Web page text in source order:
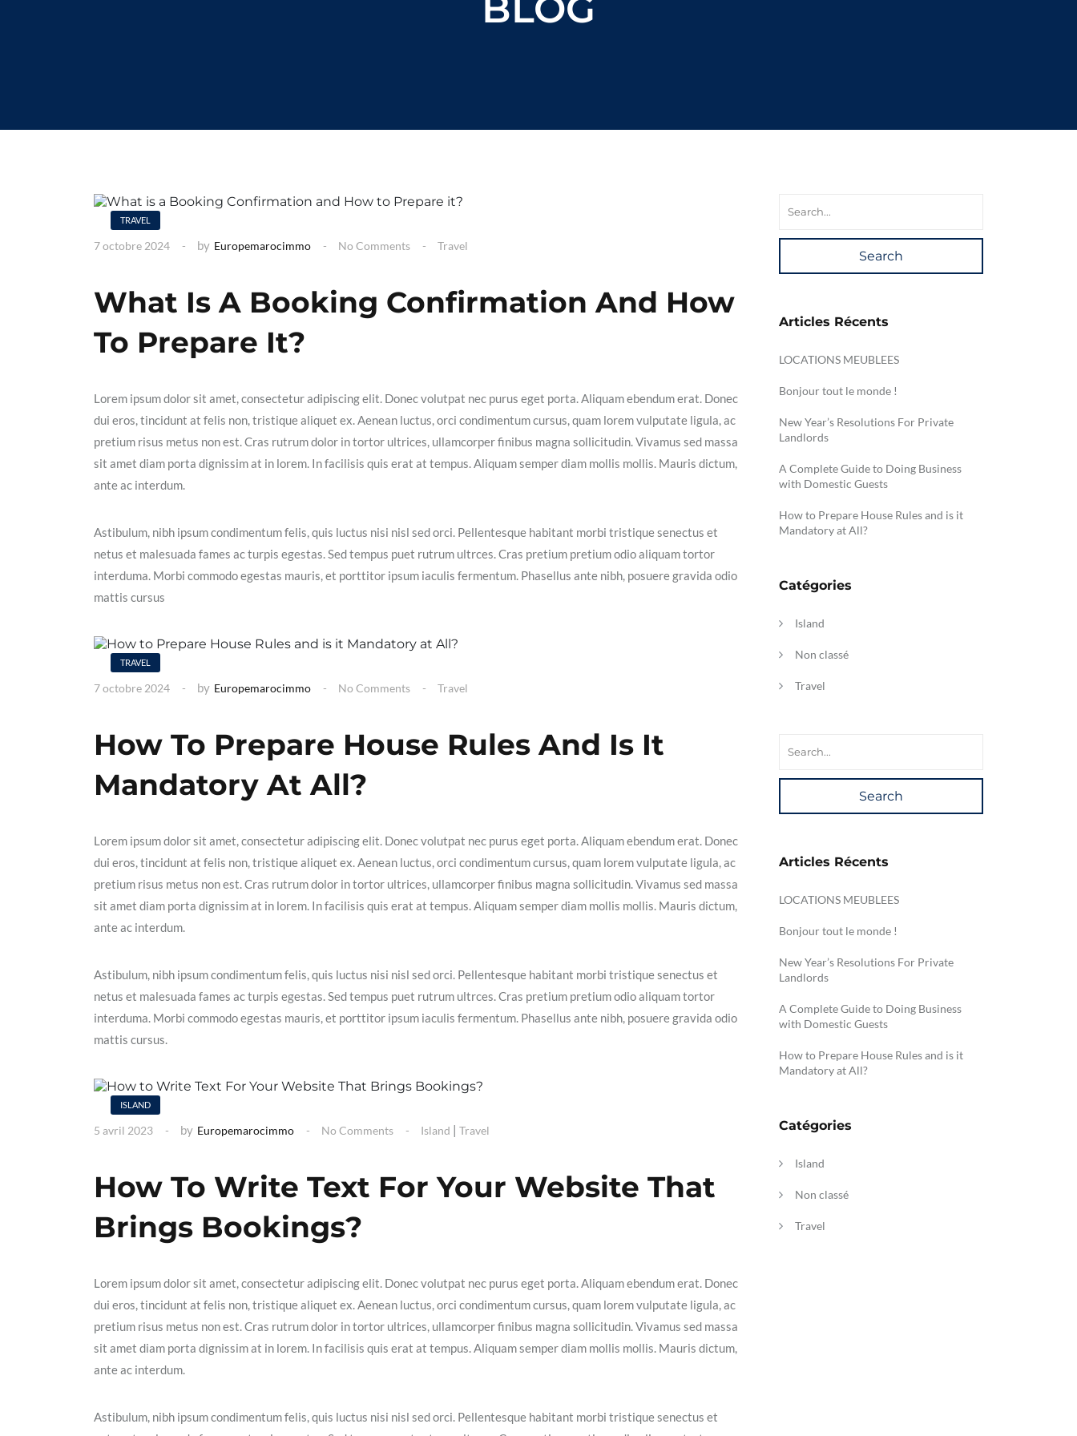
TRAVEL
7 octobre 2024 by Europemarocimmo No Comments Travel
What Is A Booking Confirmation And How
To Prepare It?
Lorem ipsum dolor sit amet, consectetur adipiscing elit. Donec volutpat nec purus eget porta. Aliquam ebendum erat. Donec
dui eros, tincidunt at felis non, tristique aliquet ex. Aenean luctus, orci condimentum cursus, quam lorem vulputate ligula, ac
pretium risus metus non est. Cras rutrum dolor in tortor ultrices, ullamcorper finibus magna sollicitudin. Vivamus sed massa
sit amet diam porta dignissim at in lorem. In facilisis quis erat at tempus. Aliquam semper diam mollis mollis. Mauris dictum,
ante ac interdum.
Astibulum, nibh ipsum condimentum felis, quis luctus nisi nisl sed orci. Pellentesque habitant morbi tristique senectus et
netus et malesuada fames ac turpis egestas. Sed tempus puet rutrum ultrces. Cras pretium pretium odio aliquam tortor
interduma. Morbi commodo egestas mauris, et porttitor ipsum iaculis fermentum. Phasellus ante nibh, posuere gravida odio
mattis cursus
TRAVEL
7 octobre 2024 by Europemarocimmo No Comments Travel
How To Prepare House Rules And Is It
Mandatory At All?
Lorem ipsum dolor sit amet, consectetur adipiscing elit. Donec volutpat nec purus eget porta. Aliquam ebendum erat. Donec
dui eros, tincidunt at felis non, tristique aliquet ex. Aenean luctus, orci condimentum cursus, quam lorem vulputate ligula, ac
pretium risus metus non est. Cras rutrum dolor in tortor ultrices, ullamcorper finibus magna sollicitudin. Vivamus sed massa
sit amet diam porta dignissim at in lorem. In facilisis quis erat at tempus. Aliquam semper diam mollis mollis. Mauris dictum,
ante ac interdum.
Astibulum, nibh ipsum condimentum felis, quis luctus nisi nisl sed orci. Pellentesque habitant morbi tristique senectus et
netus et malesuada fames ac turpis egestas. Sed tempus puet rutrum ultrces. Cras pretium pretium odio aliquam tortor
interduma. Morbi commodo egestas mauris, et porttitor ipsum iaculis fermentum. Phasellus ante nibh, posuere gravida odio
mattis cursus.
ISLAND
5 avril 2023 by Europemarocimmo No Comments Island | Travel
How To Write Text For Your Website That
Brings Bookings?
Lorem ipsum dolor sit amet, consectetur adipiscing elit. Donec volutpat nec purus eget porta. Aliquam ebendum erat. Donec
dui eros, tincidunt at felis non, tristique aliquet ex. Aenean luctus, orci condimentum cursus, quam lorem vulputate ligula, ac
pretium risus metus non est. Cras rutrum dolor in tortor ultrices, ullamcorper finibus magna sollicitudin. Vivamus sed massa
sit amet diam porta dignissim at in lorem. In facilisis quis erat at tempus. Aliquam semper diam mollis mollis. Mauris dictum,
ante ac interdum.
Astibulum, nibh ipsum condimentum felis, quis luctus nisi nisl sed orci. Pellentesque habitant morbi tristique senectus et
Search
Articles Récents
LOCATIONS MEUBLEES
Bonjour tout le monde !
New Year’s Resolutions For Private
Landlords
A Complete Guide to Doing Business
with Domestic Guests
How to Prepare House Rules and is it
Mandatory at All?
Catégories
Island
Non classé
Travel
Search
Articles Récents
LOCATIONS MEUBLEES
Bonjour tout le monde !
New Year’s Resolutions For Private
Landlords
A Complete Guide to Doing Business
with Domestic Guests
How to Prepare House Rules and is it
Mandatory at All?
Catégories
Island
Non classé
Travel